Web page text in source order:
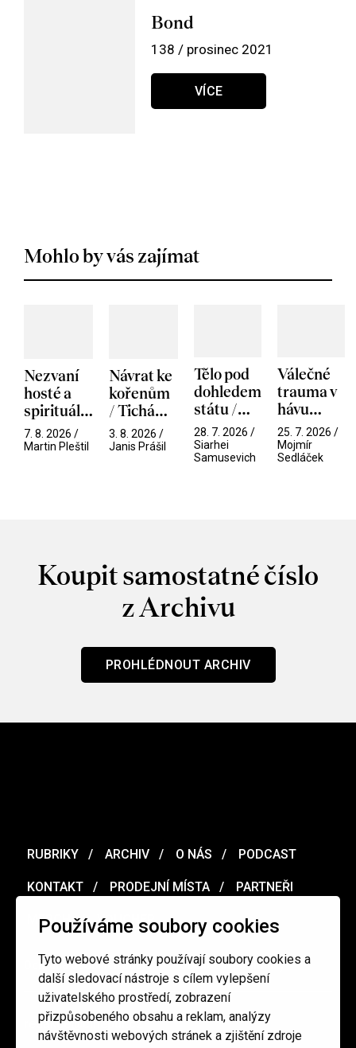
Používáme soubory cookies
Tyto webové stránky používají soubory cookies a
další sledovací nástroje s cílem vylepšení
uživatelského prostředí, zobrazení
přizpůsobeného obsahu a reklam, analýzy
návštěvnosti webových stránek a zjištění zdroje
Bond
138 / prosinec 2021
VÍCE
Mohlo by vás zajímat
Nezvaní
hosté a
spirituální
narušitelé
z vesmíru
7. 8. 2026 /
Martin Pleštil
Návrat ke
kořenům
/ Tichá
přítelkyně
3. 8. 2026 /
Janis Prášil
Tělo pod
dohledem
státu /
Pramen
28. 7. 2026 /
Siarhei
Samusevich
Válečné
trauma v
hávu
spektáklu
/ Odyssea
25. 7. 2026 /
Mojmír
Sedláček
Koupit samostatné číslo
z Archivu
PROHLÉDNOUT ARCHIV
RUBRIKY ARCHIV O NÁS PODCAST
KONTAKT PRODEJNÍ MÍSTA PARTNEŘI
MERCH VOUCHER
Ochrana osobních údajů / Obchodní podmínky
redakce@cinepur.cz